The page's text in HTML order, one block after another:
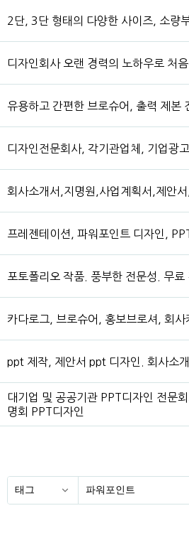
2단, 3단 형태의 다양한 사이즈, 소량
디자인회사 오랜 경력의 노하우로 처
유용하고 간편한 브로슈어, 출력 제본
디자인전문회사, 각기관업체, 기업광
회사소개서,지명원,사업계획서,제안
프레젠테이션, 파워포인트 디자인,
포토폴리오 작품. 풍부한 전문성. 무
카다로그, 브로슈어, 홍보브로셔, 회
ppt 제작, 제안서 ppt 디자인. 회사소
대기업 및 공공기관 PPT디자인 전문
명회 PPT디자인